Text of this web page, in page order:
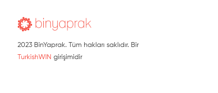
2023 BinYaprak. Tüm hakları saklıdır. Bir
TurkishWIN girişimidir